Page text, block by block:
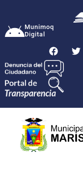
Munimoq
Digital